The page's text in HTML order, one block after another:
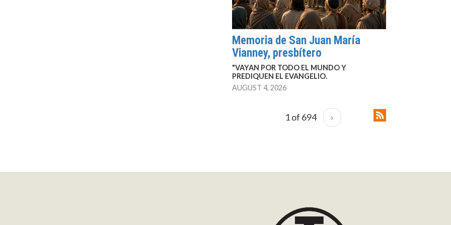
Memoria de San Juan María
Vianney, presbítero
"VAYAN POR TODO EL MUNDO Y
PREDIQUEN EL EVANGELIO.
AUGUST 4, 2026
1 of 694 ›